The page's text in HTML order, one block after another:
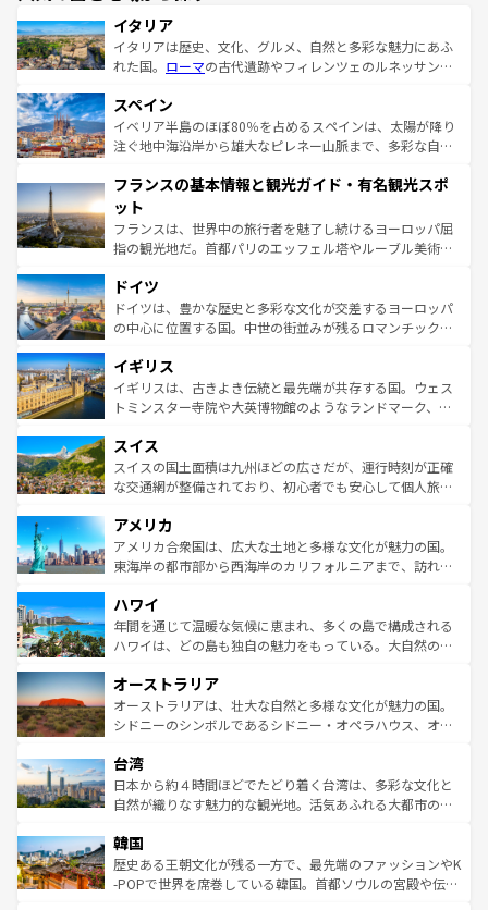
イタリア
イタリアは歴史、文化、グルメ、自然と多彩な魅力にあふ
れた国。 ローマの古代遺跡やフィレンツェのルネッサンス
ろん、トスカーナの美しい田園風景やアマルフィ海岸の絶
景など、自然景観も見逃せない。観光の合間には、本場の
ピザやパスタなど、絶品のイタリア料理を堪能することも
ませてくれるイタリアで、忘れられない旅をしてみよう！
なお、新着のイタリア情報は
しい。
スペイン
イベリア半島のほぼ80％を占めるスペインは、太陽が降り
注ぐ地中海沿岸から雄大なピレネー山脈まで、多彩な自然
文化が根付くこの国では、情熱的なフラメンコ、熱気あふ
れる闘牛、そして美味しいタパスが生活の一部となってい
る。首都マドリードの洗練された雰囲気や、バルセロナの
アートに溢れた街角から、地方では古代ローマ遺跡や中世
せる。地方によって風土や気候が異なるスペインはその個
性で訪れる人を魅了する。 なお、新着のスペイン情報は コ
ンテンツ一覧を参照してほしい。
フランスの基本情報と観光ガイド・有名観光スポ
ット
フランスは、世界中の旅行者を魅了し続けるヨーロッパ屈
指の観光地だ。首都パリのエッフェル塔やルーブル美術館
で、幅広い魅力が詰まっている。華麗な宮殿、歴史的な大
聖堂、美しいビーチ、そして豊かな自然が、訪れる者を心
から魅了する。また、フランスは美食の国としても知ら
いる。シャンパンの発祥地であるランス、プロヴァンスの
香り高いラベンダー畑など、多彩な楽しみ方が可能だ。さ
らに、パリ以外の地域にも魅力が溢れており、どの街角に
れる地方に足を運ぶとそれぞれで全く異なる文化を体験で
きるだろう。 なお、新着のフランス情報はコンテンツ一覧
を参照してほしい。
ドイツ
ドイツは、豊かな歴史と多彩な文化が交差するヨーロッパ
の中心に位置する国。中世の街並みが残るロマンチック街
顔を持つこの国は、どこを歩いても飽きることがない。ベ
ルリンの文化的活気、バイエルン州のアルプスの絶景、そ
してライン川沿いのワイン畑といった風景は必見。ビール
は、お酒好きな人にはぜひ体験してほしい。 なお、新着の
ドイツ情報はコンテンツ一覧を参照してほしい。
イギリス
イギリスは、古きよき伝統と最先端が共存する国。ウェス
トミンスター寺院や大英博物館のようなランドマーク、歴
リアごとに異なる魅力がある。また、優雅なアフタヌーン
ティー、ビール好きにはたまらない英国パブ、サッカー観
戦など、本場だからこそできる体験も豊富。イギリスを旅
ンツ一覧を参照してほしい。
スイス
スイスの国土面積は九州ほどの広さだが、運行時刻が正確
な交通網が整備されており、初心者でも安心して個人旅行
の建物がそのまま残る町や、スイスならではのユニークな
博物館もあり、アルプス観光だけでなく町歩きも満喫する
ことができる。国民の所得が高いため物価も高いが、旅行
ば市内交通費無料で観光を楽しむこともできる。 なお、新
着のスイス情報はコンテンツ一覧 を参照してほしい。
アメリカ
アメリカ合衆国は、広大な土地と多様な文化が魅力の国。
東海岸の都市部から西海岸のカリフォルニアまで、訪れる
のような巨大都市は、観光、ショッピング、エンターテイ
ンメントが詰まった刺激的なスポットだ。一方、アメリカ
西部には大自然が広がり、グランドキャニオンやイエロー
部のニューオーリンズでは、音楽と美食が融合した独特の
文化が魅力。旅行者はアメリカの各地域で異なる魅力を楽
しみながら、その多様性と豊かな歴史を感じることができ
ならではの贅沢な旅のスタイルだ。 なお、新着のアメリカ
情報はコンテンツ一覧を参照してほしい。
ハワイ
年間を通じて温暖な気候に恵まれ、多くの島で構成される
ハワイは、どの島も独自の魅力をもっている。大自然の神
ワイ島は見逃せない。また、定番の観光地といえばオアフ
島だが、静かな自然を求めるならマウイ島やカウアイ島が
おすすめ。エメラルドグリーンに輝く海をはじめ、豊かな
れるおもてなしの心で訪れる人々を迎えてくれるハワイの
人々、おいしいローカルフードやハワイアンミュージッ
ク、伝統的なフラダンスなど、すべてがハワイの魅力を彩
ワイを、存分に味わってほしい。 なお、新着のハワイ情報
はコンテンツ一覧を参照してほしい。
オーストラリア
オーストラリアは、壮大な自然と多様な文化が魅力の国。
シドニーのシンボルであるシドニー・オペラハウス、オー
リアリーフや大陸中央部にそびえるウルル（エアーズロッ
ク）、タスマニアの美しい原生林やケアンズの熱帯雨林な
ど、見どころがたくさん。また、カフェやワイン、オージ
いる。アクティビティも充実しており、サーフィンやダイ
ビング、ハイキングなど、アウトドア好きにはたまらな
い。オーストラリアの多彩な魅力を存分に味わいつくそ
台湾
日本から約４時間ほどでたどり着く台湾は、多彩な文化と
自然が織りなす魅力的な観光地。活気あふれる大都市の台
ン）、静ひつな山岳地帯である台湾東部など、都市の喧騒
と山間の静けさが共存しており、訪れる人に新しい発見と
驚きをもたらしてくれる。また、奥深い台湾の食文化も魅
韓国
歴史ある王朝文化が残る一方で、最先端のファッションやK
-POPで世界を席巻している韓国。首都ソウルの宮殿や伝統